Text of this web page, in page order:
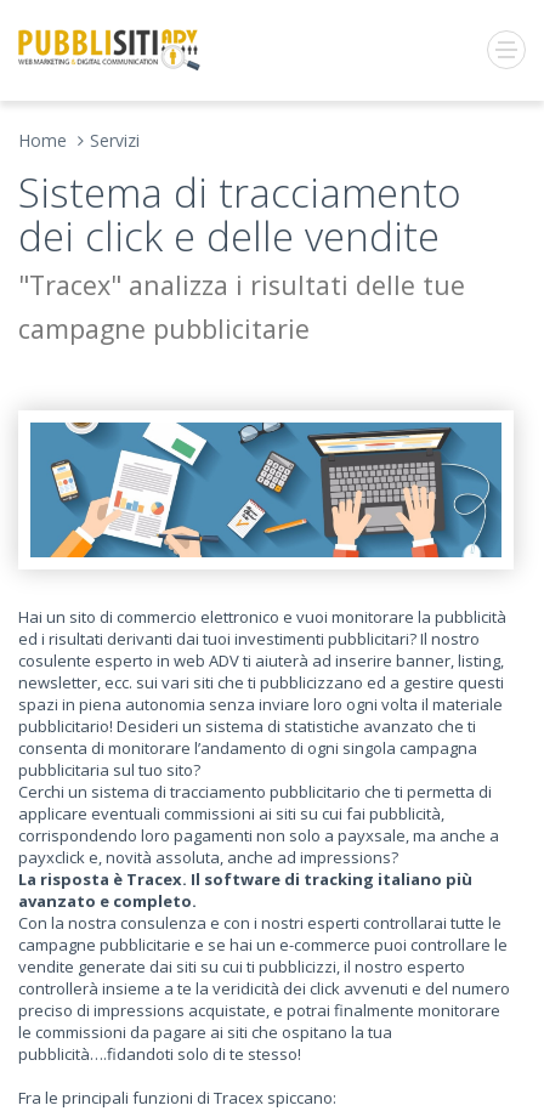
Home Servizi
Sistema di tracciamento
dei click e delle vendite
"Tracex" analizza i risultati delle tue
campagne pubblicitarie
Hai un sito di commercio elettronico e vuoi monitorare la pubblicità
ed i risultati derivanti dai tuoi investimenti pubblicitari? Il nostro
cosulente esperto in web ADV ti aiuterà ad inserire banner, listing,
newsletter, ecc. sui vari siti che ti pubblicizzano ed a gestire questi
spazi in piena autonomia senza inviare loro ogni volta il materiale
pubblicitario! Desideri un sistema di statistiche avanzato che ti
consenta di monitorare l’andamento di ogni singola campagna
pubblicitaria sul tuo sito?
Cerchi un sistema di tracciamento pubblicitario che ti permetta di
applicare eventuali commissioni ai siti su cui fai pubblicità,
corrispondendo loro pagamenti non solo a payxsale, ma anche a
payxclick e, novità assoluta, anche ad impressions?
La risposta è Tracex. Il software di tracking italiano più
avanzato e completo.
Con la nostra consulenza e con i nostri esperti controllarai tutte le
campagne pubblicitarie e se hai un e-commerce puoi controllare le
vendite generate dai siti su cui ti pubblicizzi, il nostro esperto
controllerà insieme a te la veridicità dei click avvenuti e del numero
preciso di impressions acquistate, e potrai finalmente monitorare
le commissioni da pagare ai siti che ospitano la tua
pubblicità….fidandoti solo di te stesso!
Fra le principali funzioni di Tracex spiccano: